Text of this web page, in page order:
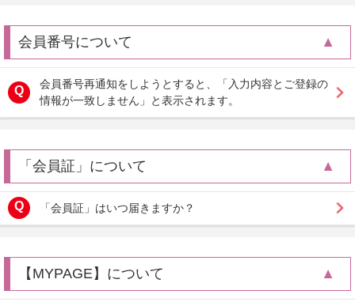
会員番号について
会員番号再通知をしようとすると、「入力内容とご登録の
情報が一致しません」と表示されます。
「会員証」について
「会員証」はいつ届きますか？
【MYPAGE】について